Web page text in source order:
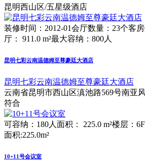
昆明西山区/五星级酒店
装修时间：2012-01会厅数量：23个客
厅： 911.0 m²最大容纳：800人
昆明七彩云南温德姆至尊豪廷大酒店
昆明七彩云南温德姆至尊豪廷大酒店
云南省昆明市西山区滇池路569号南亚
符合
可容纳：180人 面积： 225.0 m²楼层：6F
面积:225.0m²
10+11号会议室